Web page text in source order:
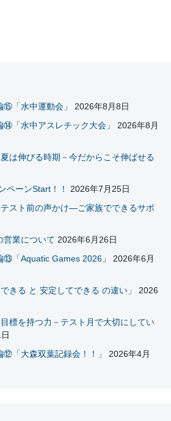
⑮「水中運動会」
2026年8月8日
⑭「水中アスレチック大会」
2026年8月
は伸びる時期－今だからこそ伸ばせる
ペーンStart！！
2026年7月25日
スト前の声かけ―ご家族でできるサポ
営業について 2026年6月26日
⑬「Aquatic Games 2026」
2026年6月
きる と 安定してできる の違い」
2026
標を持つ力－テスト月で大切にしてい
⑫「大森双葉記録会！！」
2026年4月